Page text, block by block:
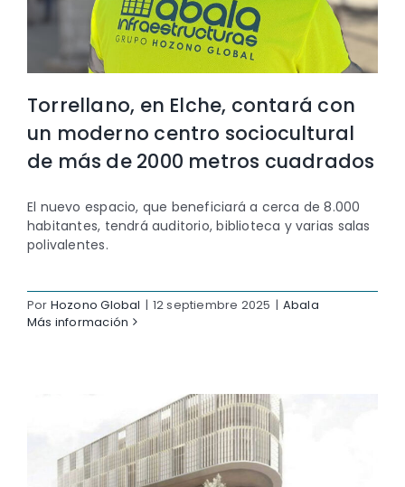
Torrellano, en Elche, contará con
un moderno centro sociocultural
de más de 2000 metros cuadrados
El nuevo espacio, que beneficiará a cerca de 8.000
habitantes, tendrá auditorio, biblioteca y varias salas
polivalentes.
Por Hozono Global | 12 septiembre 2025 | Abala
Más información